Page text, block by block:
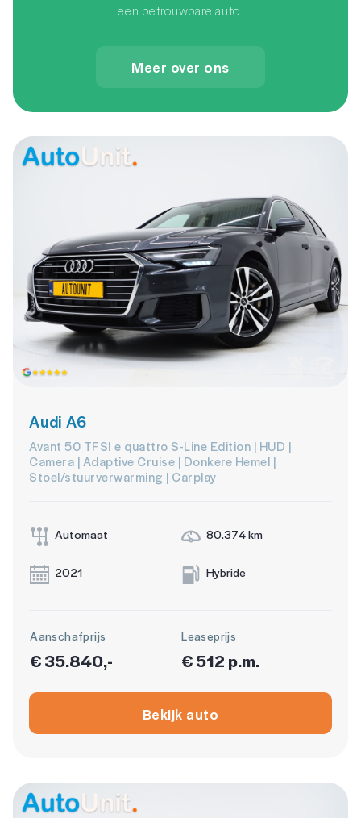
een betrouwbare auto.
Meer over ons
Audi A6
Avant 50 TFSI e quattro S-Line Edition | HUD |
Camera | Adaptive Cruise | Donkere Hemel |
Stoel/stuurverwarming | Carplay
Automaat 80.374 km
2021 Hybride
Aanschafprijs
€ 35.840,-
Leaseprijs
€ 512 p.m.
Bekijk auto